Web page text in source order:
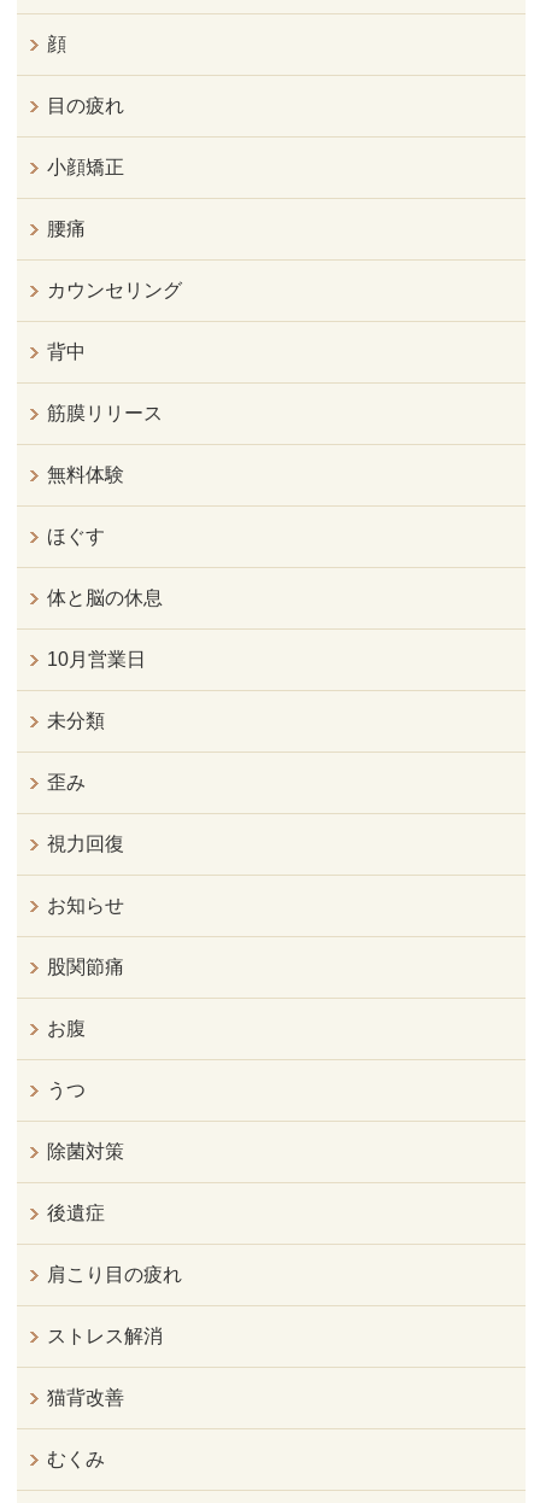
顔
目の疲れ
小顔矯正
腰痛
カウンセリング
背中
筋膜リリース
無料体験
ほぐす
体と脳の休息
10月営業日
未分類
歪み
視力回復
お知らせ
股関節痛
お腹
うつ
除菌対策
後遺症
肩こり目の疲れ
ストレス解消
猫背改善
むくみ